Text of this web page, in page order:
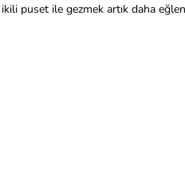
puset ile gezmek artık daha